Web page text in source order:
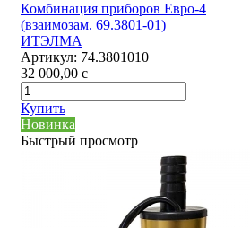
Комбинация приборов Евро-4
(взаимозам. 69.3801-01)
ИТЭЛМА
Артикул: 74.3801010
32 000,00 c
Купить
Новинка
Быстрый просмотр